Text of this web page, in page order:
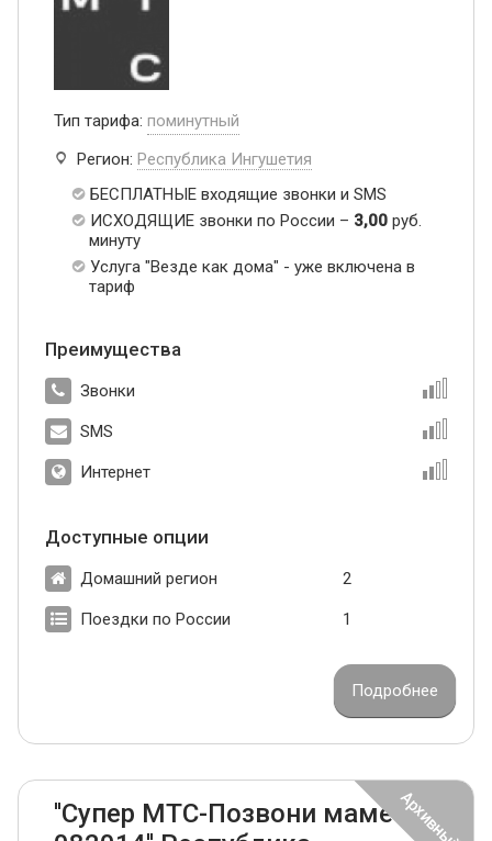
Тип тарифа: поминутный
Регион: Республика Ингушетия
БЕСПЛАТНЫЕ входящие звонки и SMS
ИСХОДЯЩИЕ звонки по России – 3,00 руб.
минуту
Услуга "Везде как дома" - уже включена в
тариф
Преимущества
Звонки
SMS
Интернет
Доступные опции
Домашний регион 2
Поездки по России 1
Подробнее
''Супер МТС-Позвони маме